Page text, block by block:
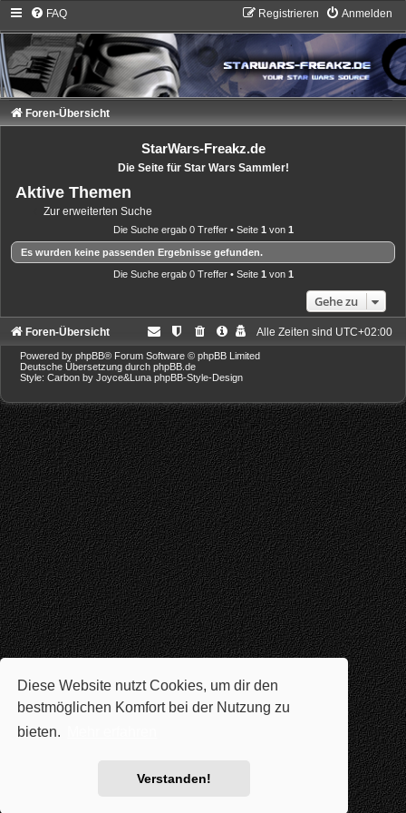
Diese Website nutzt Cookies, um dir den
bestmöglichen Komfort bei der Nutzung zu
bieten.
Verstanden!
FAQ Anmelden
Registrieren
Foren-Übersicht
StarWars-Freakz.de
Die Seite für Star Wars Sammler!
Aktive Themen
Zur erweiterten Suche
Die Suche ergab 0 Treffer • Seite 1 von 1
Es wurden keine passenden Ergebnisse gefunden.
Die Suche ergab 0 Treffer • Seite 1 von 1
Gehe zu
Foren-Übersicht Alle Zeiten sind UTC+02:00
Powered by phpBB® Forum Software © phpBB Limited
Deutsche Übersetzung durch phpBB.de
Style: Carbon by Joyce&Luna phpBB-Style-Design